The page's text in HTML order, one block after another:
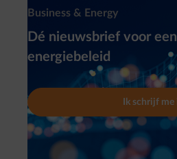
Business & Energy
Dé nieuwsbrief voor
energiebeleid
Ik schrijf me